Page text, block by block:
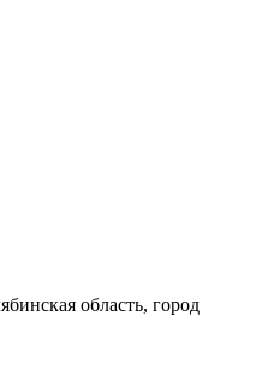
область, город